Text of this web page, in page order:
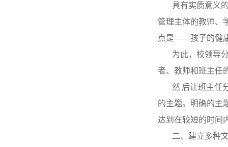
具有实质意义
管理主体的教师、
点是——孩子的健
为此，校领导
者、教师和班主任
然 后让班主任
的主题。明确的主
达到在较短的时间
二、建立多种